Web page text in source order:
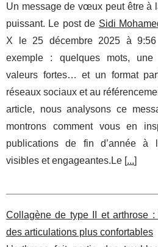
Un message de vœux peut être à
puissant. Le post de Sidi
X le 25 décembre 2025 à
exemple : quelques mots,
valeurs fortes… et un format
réseaux sociaux et au
article, nous analysons ce
montrons comment vous en
publications de fin d’année à
visibles et engageantes.Le [...]
Collagène de type II et arthrose
des articulations plus confortables